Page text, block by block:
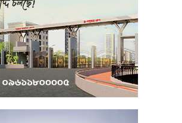
পরিবেশবান্ধব উদ্যোক্তারা ইউসিবি থেকে
পাবেন ২৫ লাখ টাকা ঋণ
পুঁজিবাজারে অনিয়মের তথ্য প্রদানকারীর
সুরক্ষায় বিধিমালা প্রণয়ন